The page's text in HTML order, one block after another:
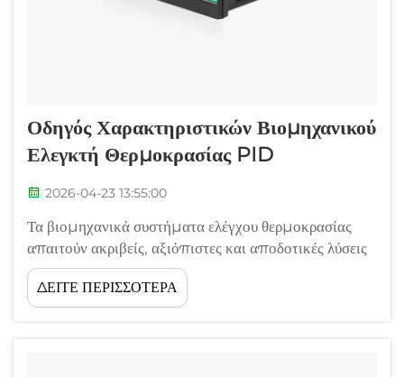
Οδηγός Χαρακτηριστικών Βιομηχανικού
Ελεγκτή Θερμοκρασίας PID
2026-04-23 13:55:00
Τα βιομηχανικά συστήματα ελέγχου θερμοκρασίας
απαιτούν ακριβείς, αξιόπιστες και αποδοτικές λύσεις
για τη διατήρηση ιδανικών συνθηκών λειτουργίας σε
διαφορετικά περιβάλλοντα παραγωγής. Ο ελεγκτής
θερμοκρασίας PID αποτελεί την κορύφωση του
ΔΕΙΤΕ ΠΕΡΙΣΣΟΤΕΡΑ